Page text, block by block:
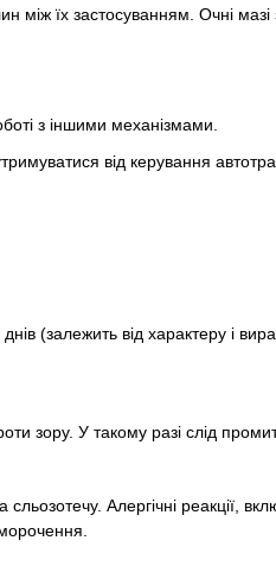
їх застосуванням. Очні мазі
з іншими механізмами.
від керування
(залежить від характеру і
зору. У такому разі слід
Алергічні реакції,